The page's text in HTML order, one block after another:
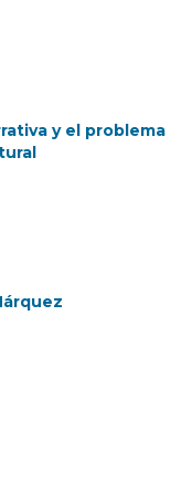
y el problema